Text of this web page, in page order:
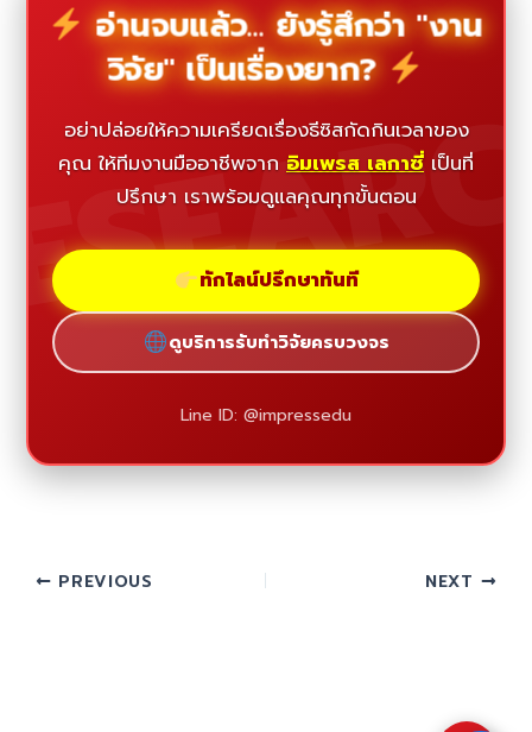
อ่านจบแล้ว... ยังรู้สึกว่า "งาน
วิจัย" เป็นเรื่องยาก?
อย่าปล่อยให้ความเครียดเรื่องธีซิสกัดกินเวลาของ
คุณ ให้ทีมงานมืออาชีพจาก อิมเพรส เลกาซี่ เป็นที่
ปรึกษา เราพร้อมดูแลคุณทุกขั้นตอน
ทักไลน์ปรึกษาทันที
ดูบริการรับทำวิจัยครบวงจร
Line ID: @impressedu
PREVIOUS NEXT